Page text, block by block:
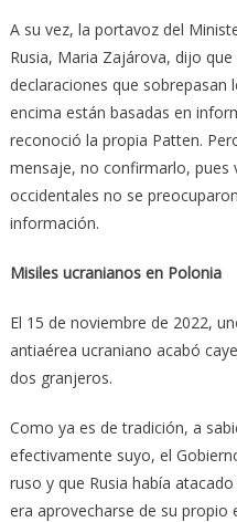
A su vez, la portavoz del
Rusia, Maria Zajárova, dijo
declaraciones que sobrepasan
encima están basadas en
reconoció la propia Patten.
mensaje, no confirmarlo, pues
occidentales no se
información.
Misiles ucranianos en Polonia
El 15 de noviembre de 2022,
antiaérea ucraniano acabó
dos granjeros.
Como ya es de tradición, a
efectivamente suyo, el
ruso y que Rusia había
era aprovecharse de su propio